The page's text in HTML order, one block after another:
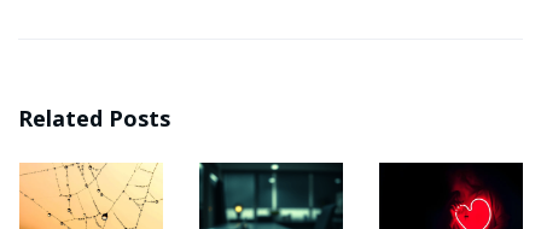
Related Posts